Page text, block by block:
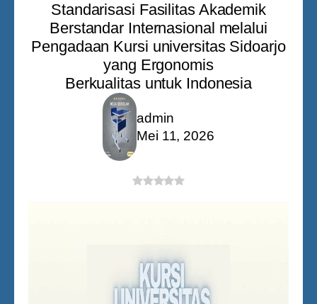
Standarisasi Fasilitas Akademik
Berstandar Internasional melalui
Pengadaan Kursi universitas Sidoarjo
yang Ergonomis
Berkualitas untuk Indonesia
admin
Mei 11, 2026